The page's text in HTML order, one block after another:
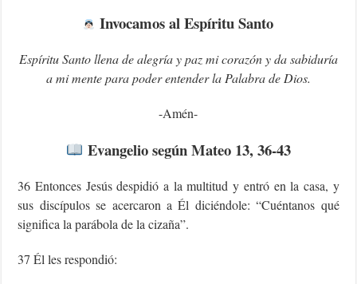
Invocamos al Espíritu Santo
Espíritu Santo llena de alegría y paz mi corazón y da sabiduría
a mi mente para poder entender la Palabra de Dios.
-Amén-
Evangelio según Mateo 13, 36-43
36 Entonces Jesús despidió a la multitud y entró en la casa, y
sus discípulos se acercaron a Él diciéndole: “Cuéntanos qué
significa la parábola de la cizaña”.
37 Él les respondió: